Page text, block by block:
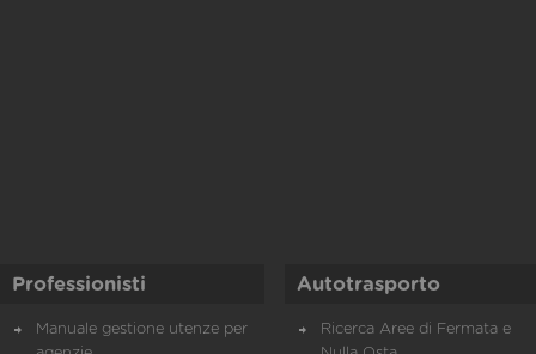
Professionisti
Manuale gestione utenze per
Autotrasporto
Ricerca Aree di Fermata e